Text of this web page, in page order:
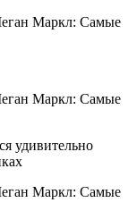
удивительно